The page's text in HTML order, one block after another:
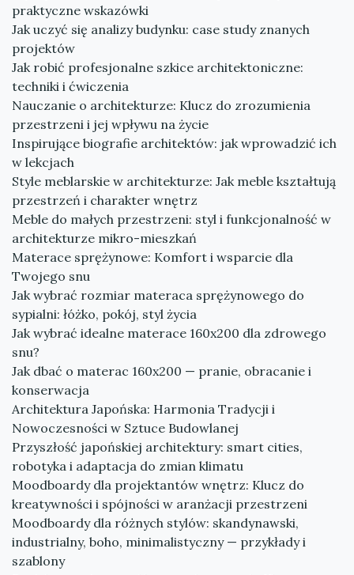
praktyczne wskazówki
Jak uczyć się analizy budynku: case study znanych
projektów
Jak robić profesjonalne szkice architektoniczne:
techniki i ćwiczenia
Nauczanie o architekturze: Klucz do zrozumienia
przestrzeni i jej wpływu na życie
Inspirujące biografie architektów: jak wprowadzić ich
w lekcjach
Style meblarskie w architekturze: Jak meble kształtują
przestrzeń i charakter wnętrz
Meble do małych przestrzeni: styl i funkcjonalność w
architekturze mikro-mieszkań
Materace sprężynowe: Komfort i wsparcie dla
Twojego snu
Jak wybrać rozmiar materaca sprężynowego do
sypialni: łóżko, pokój, styl życia
Jak wybrać idealne materace 160x200 dla zdrowego
snu?
Jak dbać o materac 160x200 — pranie, obracanie i
konserwacja
Architektura Japońska: Harmonia Tradycji i
Nowoczesności w Sztuce Budowlanej
Przyszłość japońskiej architektury: smart cities,
robotyka i adaptacja do zmian klimatu
Moodboardy dla projektantów wnętrz: Klucz do
kreatywności i spójności w aranżacji przestrzeni
Moodboardy dla różnych stylów: skandynawski,
industrialny, boho, minimalistyczny — przykłady i
szablony